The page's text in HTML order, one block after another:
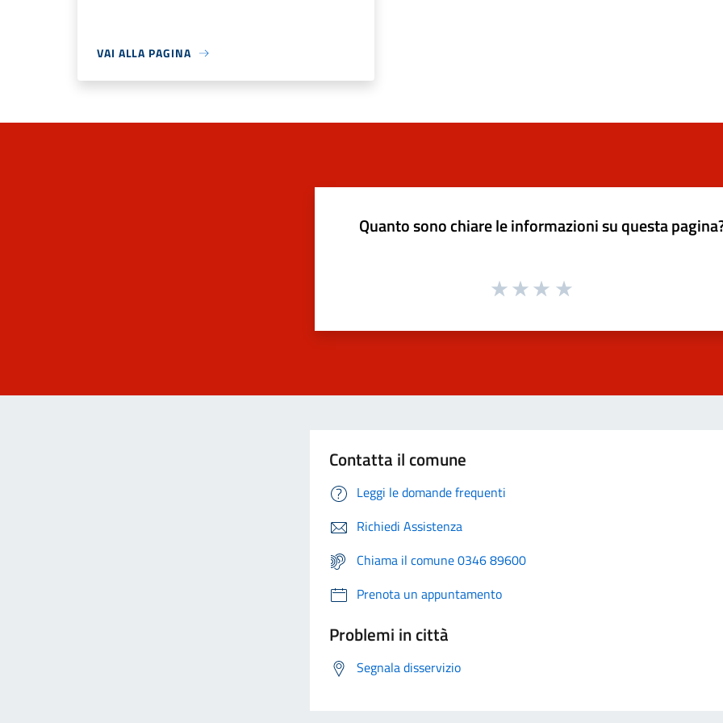
VAI ALLA PAGINA
Quanto sono chiare le informazioni su questa
Contatta il comune
Leggi le domande frequenti
Richiedi Assistenza
Chiama il comune 0346 89600
Prenota un appuntamento
Problemi in città
Segnala disservizio